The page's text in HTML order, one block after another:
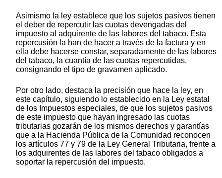
Asimismo la ley establece que los sujetos pasivos tienen
el deber de repercutir las cuotas devengadas del
impuesto al adquirente de las labores del tabaco. Esta
repercusión la han de hacer a través de la factura y en
ella debe hacerse constar, separadamente de las labores
del tabaco, la cuantía de las cuotas repercutidas,
consignando el tipo de gravamen aplicado.
Por otro lado, destaca la precisión que hace la ley, en
este capítulo, siguiendo lo establecido en la Ley estatal
de los Impuestos especiales, de que los sujetos pasivos
de este impuesto que hayan ingresado las cuotas
tributarias gozarán de los mismos derechos y garantías
que a la Hacienda Pública de la Comunidad reconocen
los artículos 77 y 79 de la Ley General Tributaria, frente a
los adquirentes de las labores del tabaco obligados a
soportar la repercusión del impuesto.